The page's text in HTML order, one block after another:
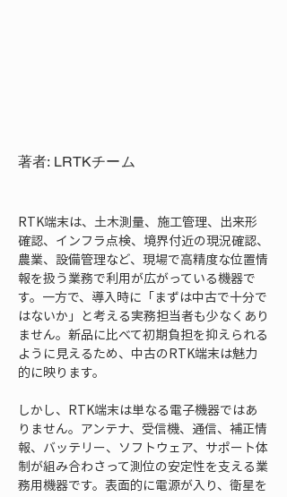
著者: LRTKチーム
RTK端末は、土木測量、施工管理、出来形
確認、インフラ点検、境界付近の現況確認、
農業、設備管理など、現場で高精度な位置情
報を扱う業務で利用が広がっている機器で
す。一方で、導入時に「まずは中古で十分で
はないか」と考える実務担当者も少なくあり
ません。新品に比べて初期負担を抑えられる
ように見えるため、中古のRTK端末は魅力
的に映ります。
しかし、RTK端末は単なる電子機器ではあ
りません。アンテナ、受信機、通信、補正情
報、バッテリー、ソフトウェア、サポート体
制が組み合わさって測位の安定性を支える業
務用機器です。表面的に電源が入り、衛星を